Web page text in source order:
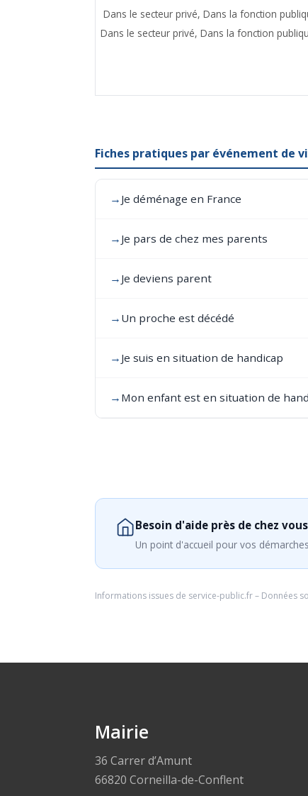
Dans le secteur privé, Dans la fonction
Dans le secteur privé,Dans la fonction
Fiches pratiques par événement de
→ Je déménage en France
→ Je pars de chez mes parents
→ Je deviens parent
→ Un proche est décédé
→ Je suis en situation de handicap
→ Mon enfant est en situation de
Besoin d'aide près de chez
Un point d'accueil pour vos
Informations issues de service-public.fr– Données
Mairie
36 Carrer d’Amunt
66820 Corneilla-de-Conflent